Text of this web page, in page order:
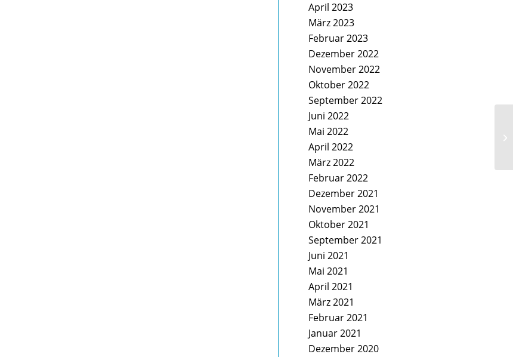
April 2023
März 2023
Februar 2023
Dezember 2022
November 2022
Oktober 2022
September 2022
Juni 2022
Mai 2022
April 2022
März 2022
Februar 2022
Dezember 2021
November 2021
Oktober 2021
September 2021
Juni 2021
Mai 2021
April 2021
März 2021
Februar 2021
Januar 2021
Dezember 2020